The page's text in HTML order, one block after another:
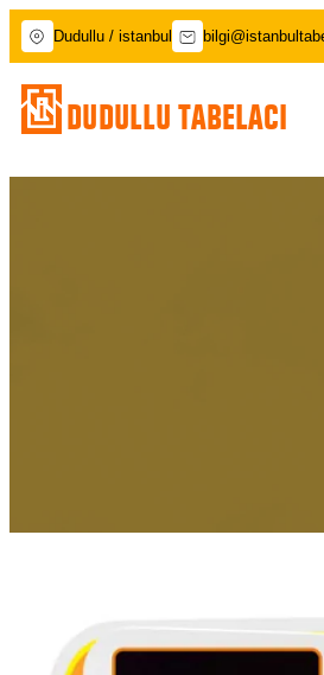
Dudullu / istanbul